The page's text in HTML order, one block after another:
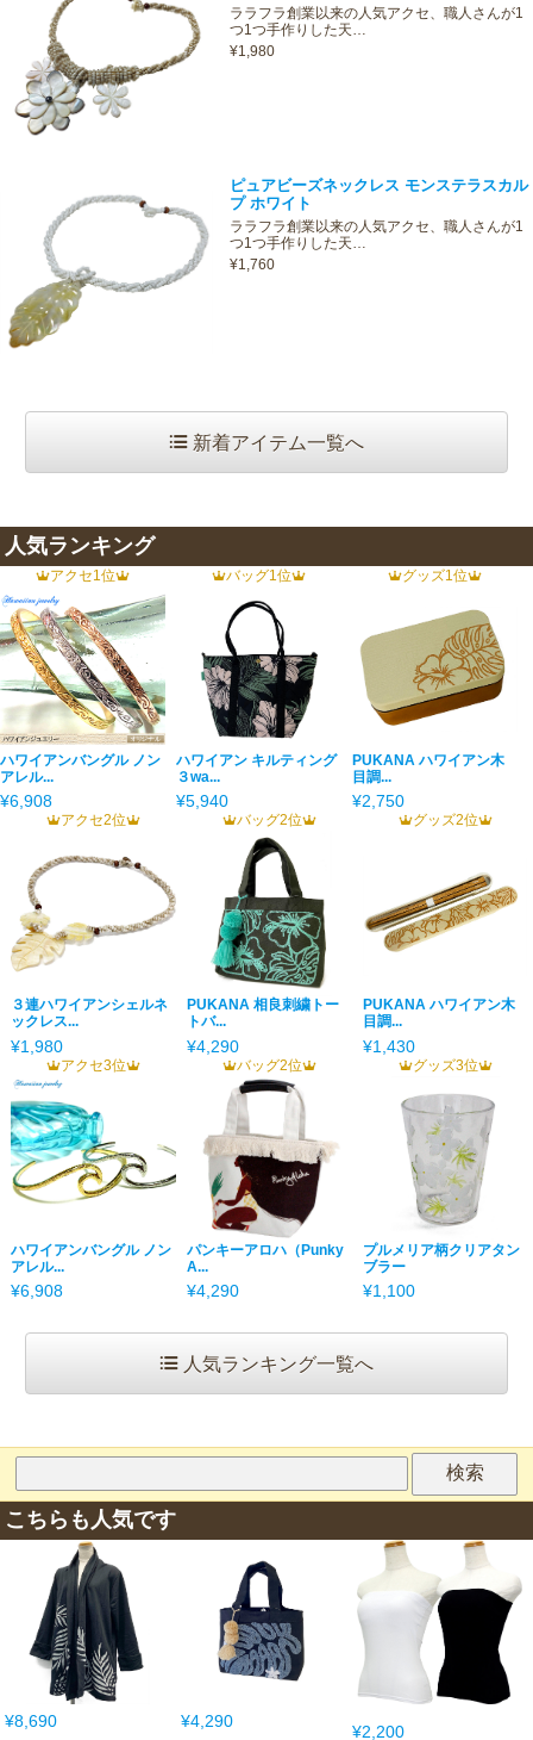
ララフラ創業以来の人気アクセ、職人さんが1
つ1つ手作りした天…
¥1,980
ピュアビーズネックレス モンステラスカル
プ ホワイト
ララフラ創業以来の人気アクセ、職人さんが1
つ1つ手作りした天…
¥1,760
新着アイテム一覧へ
人気ランキング
アクセ1位
ハワイアンバングル ノン
アレル...
¥6,908
バッグ1位
ハワイアン キルティング
３wa...
¥5,940
グッズ1位
PUKANA ハワイアン木
目調...
¥2,750
アクセ2位
３連ハワイアンシェルネ
ックレス...
¥1,980
バッグ2位
PUKANA 相良刺繍トー
トバ...
¥4,290
グッズ2位
PUKANA ハワイアン木
目調...
¥1,430
アクセ3位
ハワイアンバングル ノン
アレル...
¥6,908
バッグ2位
パンキーアロハ（Punky
A...
¥4,290
グッズ3位
プルメリア柄クリアタン
ブラー
¥1,100
人気ランキング一覧へ
こちらも人気です
¥8,690 ¥4,290
¥2,200